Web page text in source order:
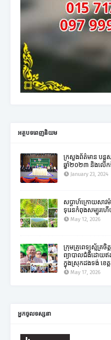
អត្ថបទពេញនិយម
ក្រសួងព័ត៌មាន បន្ត
ឆ្នាំ២០២៣ និងលើក
January 23, 2024
សប្តាហ៍ក្រោយសា
ទុរេនកំពុងសម្បូរហើយ
May 12, 2026
ក្រុមគ្រូពេទ្យស្ម័គ្រ
ព្យាបាលជំងឺដោយឥត
ក្នុងស្រុកដងទង់ ខេត្
May 17, 2026
អ្នកចូលទស្សនា